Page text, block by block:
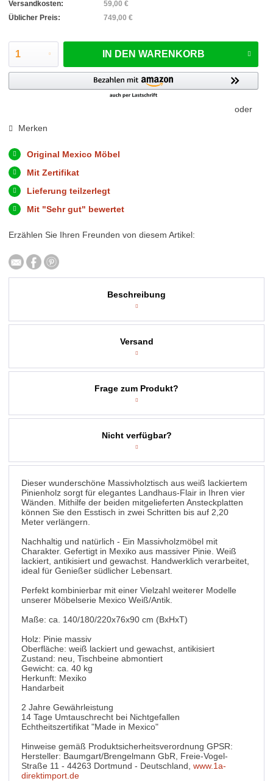
Versandkosten:
59,00 €
Üblicher Preis:
749,00 €
IN DEN WARENKORB
oder
Merken
Original Mexico Möbel
Mit Zertifikat
Lieferung teilzerlegt
Mit "Sehr gut" bewertet
Erzählen Sie Ihren Freunden von diesem Artikel:
Beschreibung
Frage zum Produkt?
Versand
Nicht verfügbar?
Dieser wunderschöne Massivholztisch aus weiß lackiertem
Pinienholz sorgt für elegantes Landhaus-Flair in Ihren vier
Wänden. Mithilfe der beiden mitgelieferten Ansteckplatten
können Sie den Esstisch in zwei Schritten bis auf 2,20
Meter verlängern.
Nachhaltig und natürlich - Ein Massivholzmöbel mit
Charakter. Gefertigt in Mexiko aus massiver Pinie. Weiß
lackiert, antikisiert und gewachst. Handwerklich verarbeitet,
ideal für Genießer südlicher Lebensart.
Perfekt kombinierbar mit einer Vielzahl weiterer Modelle
unserer Möbelserie Mexico Weiß/Antik.
Maße: ca. 140/180/220x76x90 cm (BxHxT)
Holz: Pinie massiv
Oberfläche: weiß lackiert und gewachst, antikisiert
Zustand: neu, Tischbeine abmontiert
Gewicht: ca. 40 kg
Herkunft: Mexiko
Handarbeit
2 Jahre Gewährleistung
14 Tage Umtauschrecht bei Nichtgefallen
Echtheitszertifikat "Made in Mexico"
Hinweise gemäß Produktsicherheitsverordnung GPSR:
Hersteller: Baumgart/Brengelmann GbR, Freie-Vogel-
Straße 11 - 44263 Dortmund - Deutschland, www.1a-
direktimport.de